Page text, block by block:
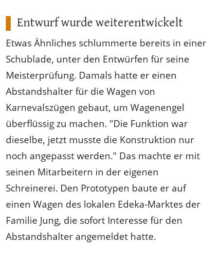
Entwurf wurde weiterentwickelt
Etwas Ähnliches schlummerte bereits in einer
Schublade, unter den Entwürfen für seine
Meisterprüfung. Damals hatte er einen
Abstandshalter für die Wagen von
Karnevalszügen gebaut, um Wagenengel
überflüssig zu machen. "Die Funktion war
dieselbe, jetzt musste die Konstruktion nur
noch angepasst werden." Das machte er mit
seinen Mitarbeitern in der eigenen
Schreinerei. Den Prototypen baute er auf
einen Wagen des lokalen Edeka-Marktes der
Familie Jung, die sofort Interesse für den
Abstandshalter angemeldet hatte.